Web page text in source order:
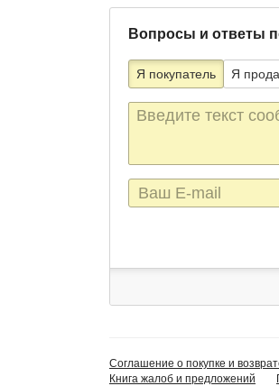
Вопросы и ответы
Я покупатель Я
Текст
сообщения
E-
mail
Соглашение о покупке и
Книга жалоб и предложений